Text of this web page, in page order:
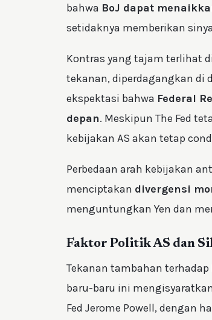
bahwa BoJ dapat
setidaknya memberikan
Kontras yang tajam terlihat
tekanan, diperdagangkan di
ekspektasi bahwa Federal
depan. Meskipun The Fed
kebijakan AS akan tetap
Perbedaan arah kebijakan
menciptakan divergensi
menguntungkan Yen dan
Faktor Politik AS dan
Tekanan tambahan
baru-baru ini
Fed Jerome Powell, dengan